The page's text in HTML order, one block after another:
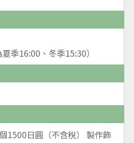
夏季16:00、冬季15:30）
日圓（不含稅） 製作飾